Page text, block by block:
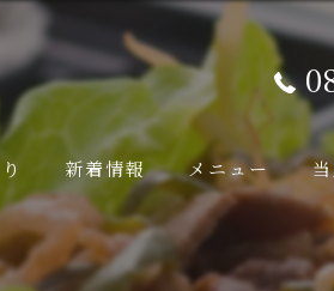
新着情報 メニュー